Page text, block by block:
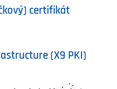
certifikát
(X9 PKI)